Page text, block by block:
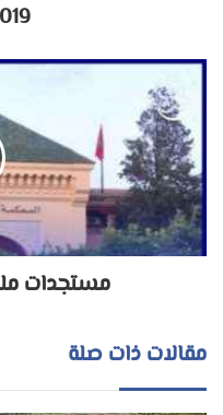
2019 و
مستجدات
مقالات ذات صلة